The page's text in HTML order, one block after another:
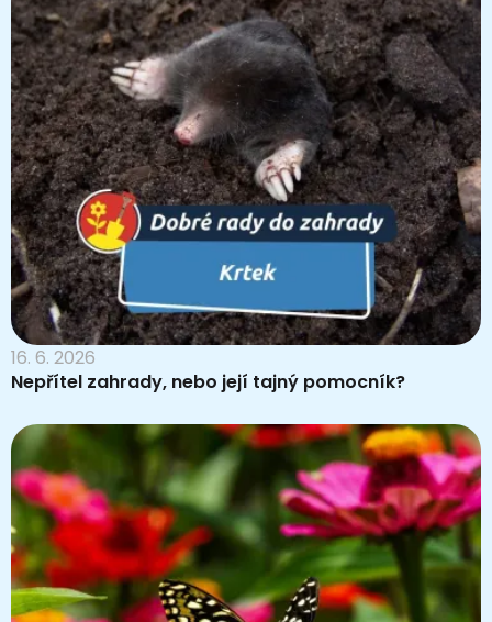
16. 6. 2026
Nepřítel zahrady, nebo její tajný pomocník?